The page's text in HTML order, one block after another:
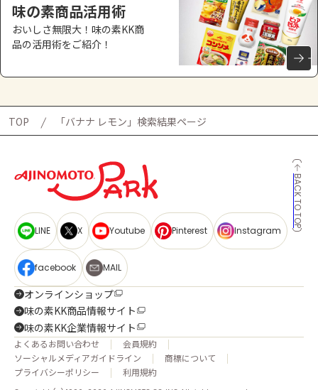
味の素商品活用術
おいしさ無限大！味の素KK商
品の活用術をご紹介！
TOP 「バナナ レモン」検索結果ページ
BACK TO TOP
LINE X Youtube Pinterest Instagram
facebook MAIL
オンラインショップ
味の素KK商品情報サイト
味の素KK企業情報サイト
よくあるお問い合わせ
会員規約
ソーシャルメディアガイドライン
商標について
プライバシーポリシー
利用規約